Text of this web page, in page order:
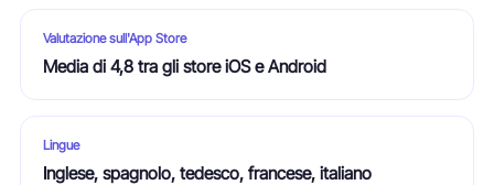
Valutazione sull'App Store
Media di 4,8 tra gli store iOS e Android
Lingue
Inglese, spagnolo, tedesco, francese, italiano